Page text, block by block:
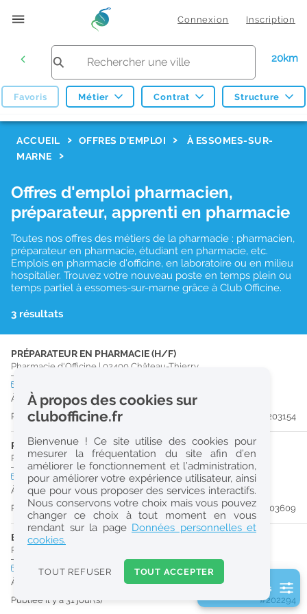
Connexion Inscription
20km
Favoris Métier Contrat Structure
Réinitialiser
2
0
k
Consulter les offres de la France d'outre-mer
ACCUEIL OFFRES D'EMPLOI
À ESSOMES-SUR-
MARNE
Offres d'emploi pharmacien,
préparateur, apprenti en pharmacie
Toutes nos offres des métiers de la pharmacie : pharmacien,
préparateur en pharmacie, étudiant en pharmacie, etc.
Emplois en pharmacie d'officine, en laboratoire ou en milieu
hospitalier. Trouvez votre nouveau poste en temps plein ou
temps partiel à essomes-sur-marne grâce à Club Officine.
3 résultats
PRÉPARATEUR EN PHARMACIE (H/F)
Pharmacie d'Officine | 02400 Château-Thierry
À partir du 30/08/26
Publiée il y a 11 jour(s)
#203154
PHARMACIEN (H/F)
Pharmacie d'Officine|02310Nogent-L'Artaud
CDI temps plein
À partir du 30/08/26
Publiée il y a 12 jour(s)
#203609
ETUDIANT EN PHARMACIE (H/F)
Pharmacie d'Officine
CDItemps partiel Logement
À partir du 31/08/26
Publiée il y a 31 jour(s)
#202294
2 filtre(s) actifs
À propos des cookies sur
clubofficine.fr
Bienvenue ! Ce site utilise des cookies pour
mesurer la fréquentation du site afin d’en
améliorer le fonctionnement et l’administration,
pour améliorer votre expérience utilisateur, ainsi
que pour vous proposer des services interactifs.
Nous conservons votre choix mais vous pouvez
changer ce choix à tout moment en vous
rendant sur la page Données personnelles et
cookies.
TOUT REFUSER TOUT ACCEPTER